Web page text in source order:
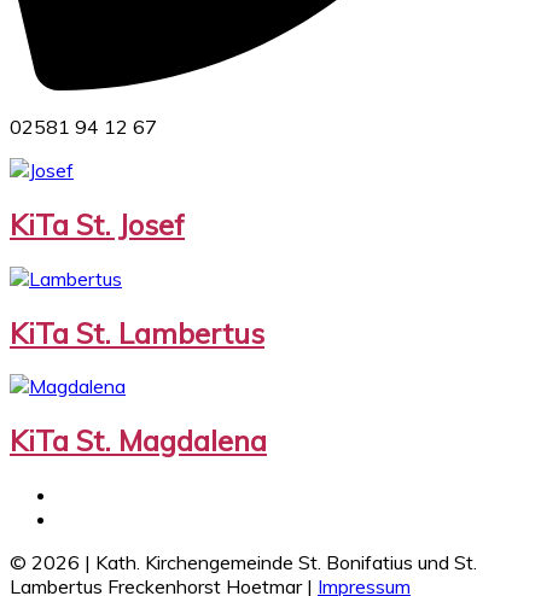
02581 94 12 67
KiTa St. Josef
KiTa St. Lambertus
KiTa St. Magdalena
© 2026 | Kath. Kirchengemeinde St. Bonifatius und St.
Lambertus Freckenhorst Hoetmar | Impressum